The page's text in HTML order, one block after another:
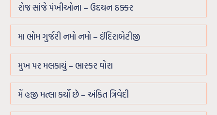
રોજ સાંજે પંખીઓના – ઉદ્દયન ઠક્કર
મા ભોમ ગુર્જરી નમો નમો – ઈંદિરાબેટીજી
મુખ પર મલકાયું – ભાસ્કર વોરા
મેં હજી મત્લા કર્યો છે – અંકિત ત્રિવેદી